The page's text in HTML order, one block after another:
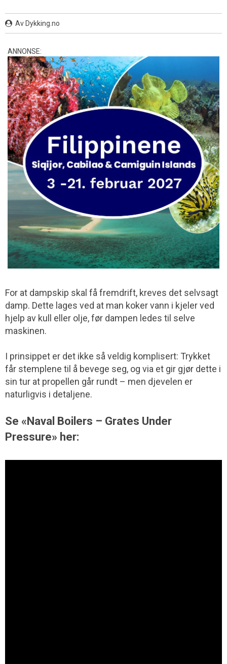
Av Dykking.no
ANNONSE:
For at dampskip skal få fremdrift, kreves det selvsagt
damp. Dette lages ved at man koker vann i kjeler ved
hjelp av kull eller olje, før dampen ledes til selve
maskinen.
I prinsippet er det ikke så veldig komplisert: Trykket
får stemplene til å bevege seg, og via et gir gjør dette i
sin tur at propellen går rundt – men djevelen er
naturligvis i detaljene.
Se «Naval Boilers – Grates Under
Pressure» her: